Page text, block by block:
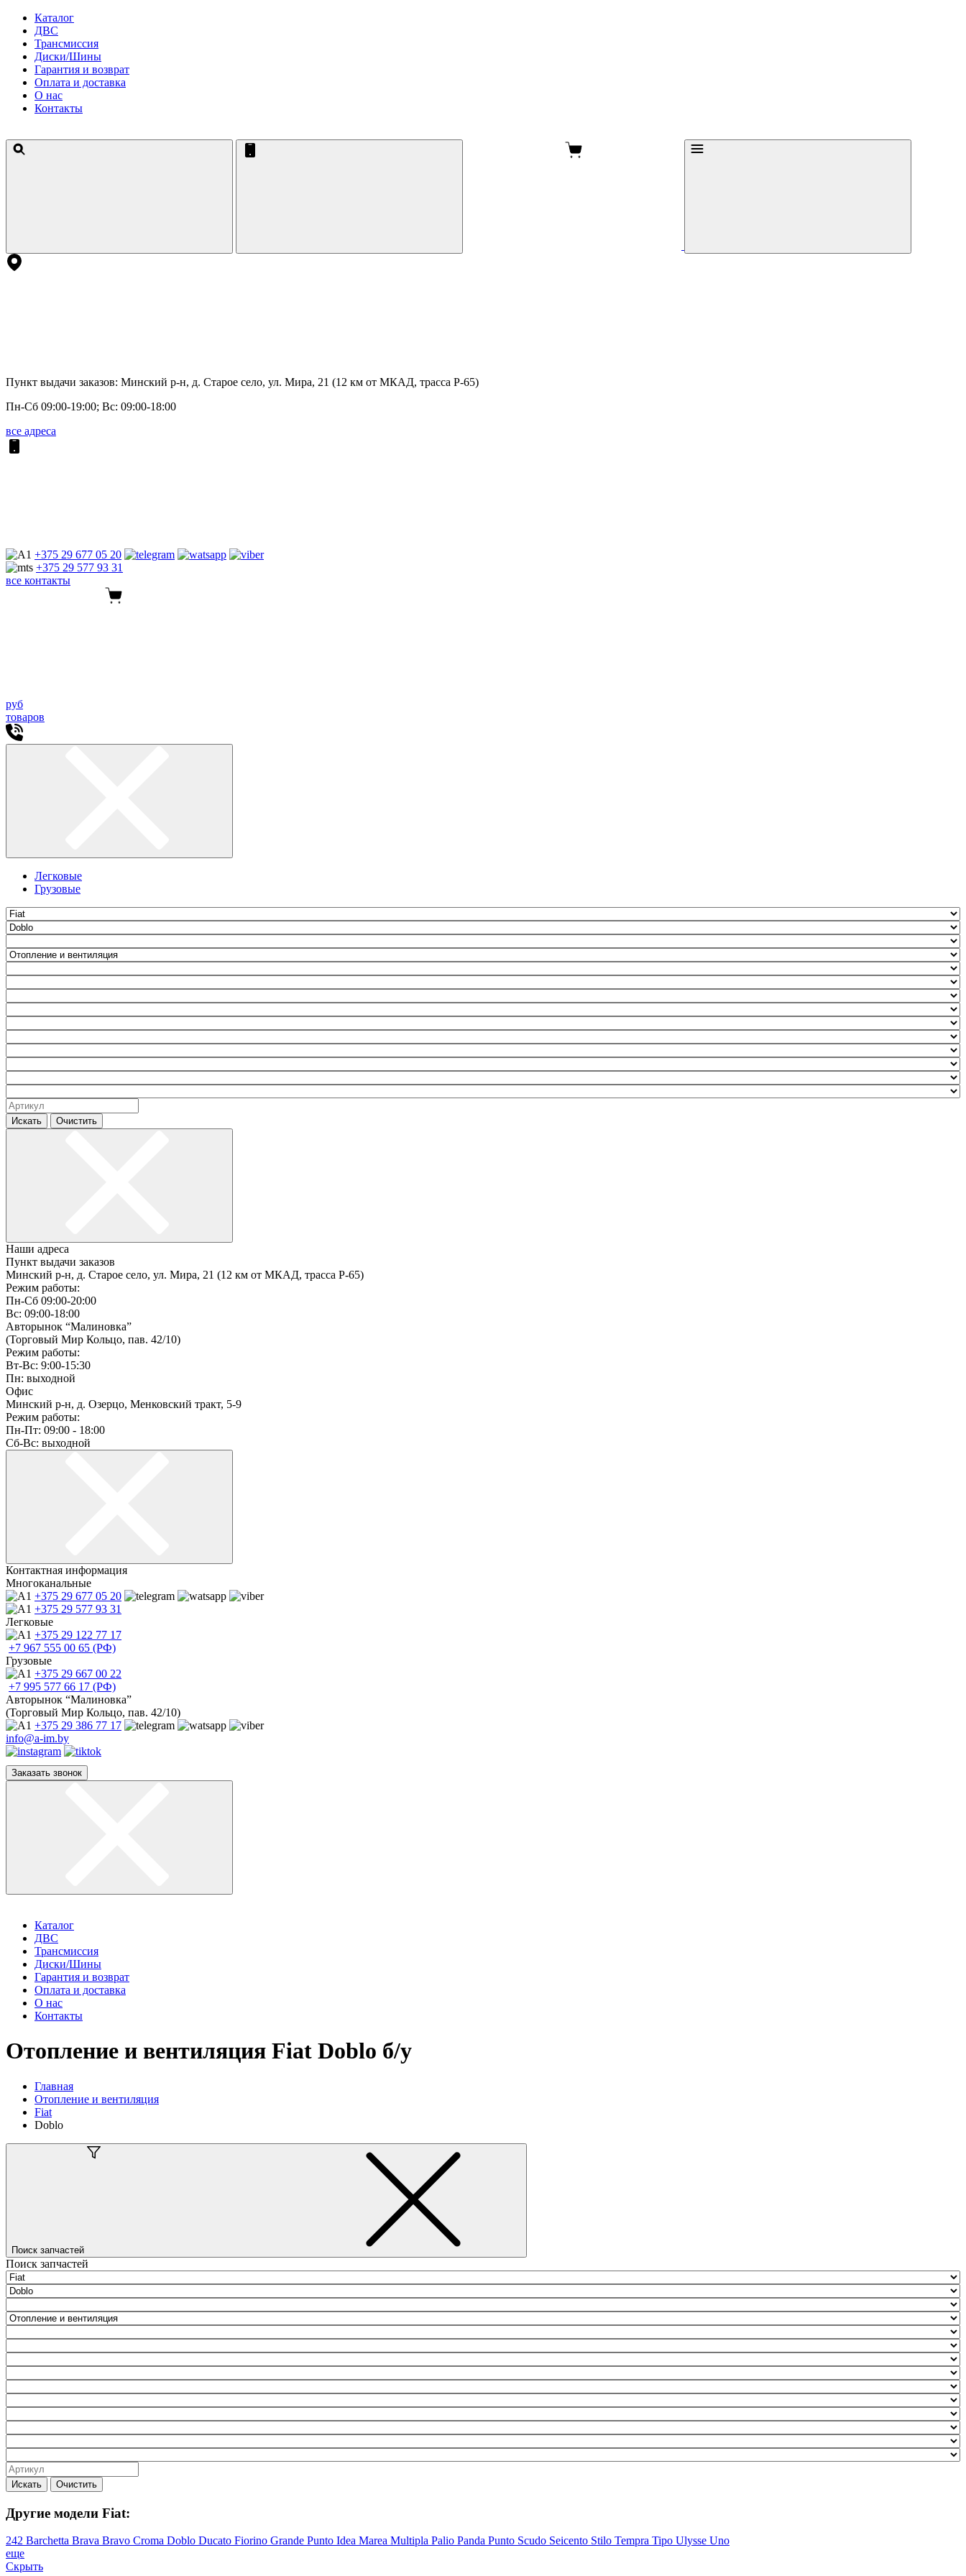
Каталог
ДВС
Трансмиссия
Диски/Шины
Гарантия и возврат
Оплата и доставка
О нас
Контакты
Пункт выдачи заказов: Минский р-н, д. Старое село, ул. Мира, 21 (12 км от МКАД, трасса P-65)
Пн-Сб 09:00-19:00; Вс: 09:00-18:00
все адреса
+375 29 677 05 20
+375 29 577 93 31
все контакты
руб
товаров
Легковые
Грузовые
Искать Очистить
Наши адреса
Пункт выдачи заказов
Минский р-н, д. Старое село, ул. Мира, 21 (12 км от МКАД, трасса P-65)
Режим работы:
Пн-Сб 09:00-20:00
Вс: 09:00-18:00
Авторынок “Малиновка”
(Торговый Мир Кольцо, пав. 42/10)
Режим работы:
Вт-Вс: 9:00-15:30
Пн: выходной
Офис
Минский р-н, д. Озерцо, Менковский тракт, 5-9
Режим работы:
Пн-Пт: 09:00 - 18:00
Сб-Вс: выходной
Контактная информация
Многоканальные
+375 29 677 05 20
+375 29 577 93 31
Легковые
+375 29 122 77 17
+7 967 555 00 65 (РФ)
Грузовые
+375 29 667 00 22
+7 995 577 66 17 (РФ)
Авторынок “Малиновка”
(Торговый Мир Кольцо, пав. 42/10)
+375 29 386 77 17
info@a-im.by
Заказать звонок
Каталог
ДВС
Трансмиссия
Диски/Шины
Гарантия и возврат
Оплата и доставка
О нас
Контакты
Отопление и вентиляция Fiat Doblo б/у
Главная
Отопление и вентиляция
Fiat
Doblo
Поиск запчастей
Поиск запчастей
Искать Очистить
Другие модели Fiat:
242 Barchetta Brava Bravo Croma Doblo Ducato Fiorino Grande Punto Idea Marea Multipla Palio Panda Punto Scudo Seicento Stilo Tempra Tipo Ulysse Uno
еще
Скрыть